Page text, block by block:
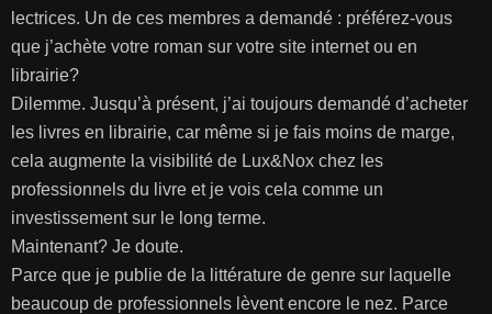
lectrices. Un de ces membres a demandé : préférez-vous
que j’achète votre roman sur votre site internet ou en
librairie?
Dilemme. Jusqu’à présent, j’ai toujours demandé d’acheter
les livres en librairie, car même si je fais moins de marge,
cela augmente la visibilité de Lux&Nox chez les
professionnels du livre et je vois cela comme un
investissement sur le long terme.
Maintenant? Je doute.
Parce que je publie de la littérature de genre sur laquelle
beaucoup de professionnels lèvent encore le nez. Parce